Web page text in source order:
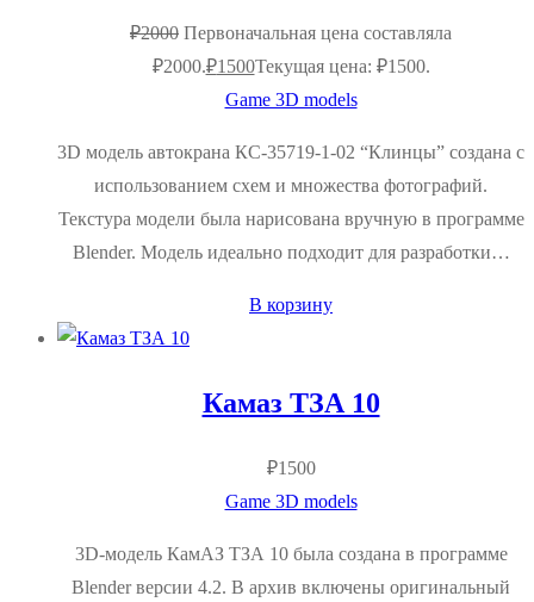
₽2000 Первоначальная цена составляла
₽2000.₽1500Текущая цена: ₽1500.
Game 3D models
3D модель автокрана КС-35719-1-02 “Клинцы” создана с
использованием схем и множества фотографий.
Текстура модели была нарисована вручную в программе
Blender. Модель идеально подходит для разработки…
В корзину
Камаз ТЗА 10
₽1500
Game 3D models
3D-модель КамАЗ ТЗА 10 была создана в программе
Blender версии 4.2. В архив включены оригинальный